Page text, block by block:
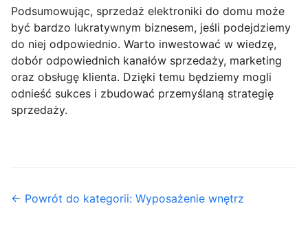
Podsumowując, sprzedaż elektroniki do domu może
być bardzo lukratywnym biznesem, jeśli podejdziemy
do niej odpowiednio. Warto inwestować w wiedzę,
dobór odpowiednich kanałów sprzedaży, marketing
oraz obsługę klienta. Dzięki temu będziemy mogli
odnieść sukces i zbudować przemyślaną strategię
sprzedaży.
← Powrót do kategorii: Wyposażenie wnętrz